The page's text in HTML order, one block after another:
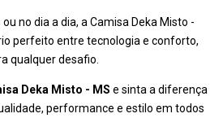
no dia a dia, a Camisa Deka Misto -
perfeito entre tecnologia e conforto,
qualquer desafio.
Deka Misto - MS e sinta a diferença
performance e estilo em todos